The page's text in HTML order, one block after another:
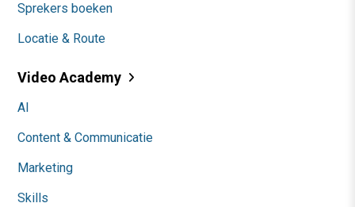
Sprekers boeken
Locatie & Route
Video Academy
AI
Content & Communicatie
Marketing
Skills